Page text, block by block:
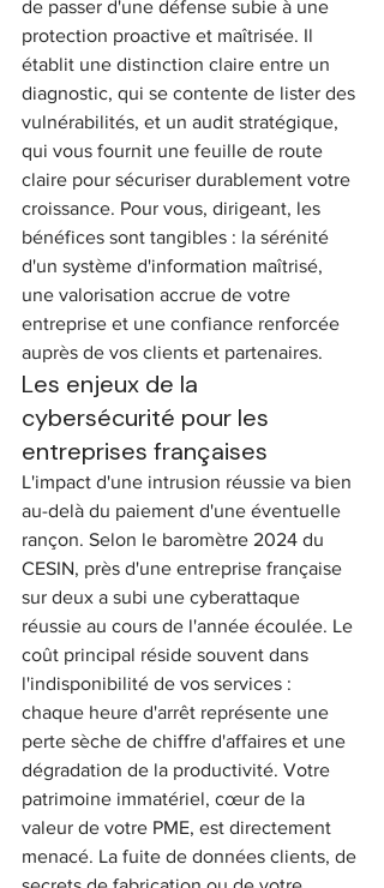
de passer d'une défense subie à une
protection proactive et maîtrisée. Il
établit une distinction claire entre un
diagnostic, qui se contente de lister des
vulnérabilités, et un audit stratégique,
qui vous fournit une feuille de route
claire pour sécuriser durablement votre
croissance. Pour vous, dirigeant, les
bénéfices sont tangibles : la sérénité
d'un système d'information maîtrisé,
une valorisation accrue de votre
entreprise et une confiance renforcée
auprès de vos clients et partenaires.
Les enjeux de la
cybersécurité pour les
entreprises françaises
L'impact d'une intrusion réussie va bien
au-delà du paiement d'une éventuelle
rançon. Selon le baromètre 2024 du
CESIN, près d'une entreprise française
sur deux a subi une cyberattaque
réussie au cours de l'année écoulée. Le
coût principal réside souvent dans
l'indisponibilité de vos services :
chaque heure d'arrêt représente une
perte sèche de chiffre d'affaires et une
dégradation de la productivité. Votre
patrimoine immatériel, cœur de la
valeur de votre PME, est directement
menacé. La fuite de données clients, de